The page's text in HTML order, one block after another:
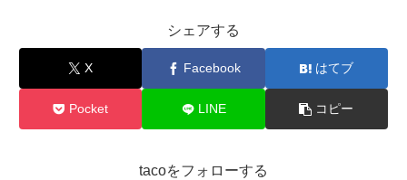
シェアする
X Facebook はてブ
Pocket LINE コピー
tacoをフォローする